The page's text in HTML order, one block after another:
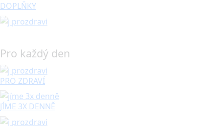
DOPLŇKY
Pro každý den
PRO ZDRAVÍ
JÍME 3X DENNĚ